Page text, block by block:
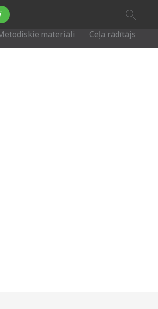
materiāli Ceļa rādītājs